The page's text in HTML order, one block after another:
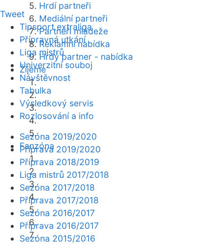
Hrdí partneři
Mediální partneři
Partneři mládeže
Reklamní nabídka
Hrdý partner - nabídka
Žijeme
Fanzóna
Tweet
Tipsport extraliga
Přípravná utkání
Liga mistrů
Univerzitní souboj
Návštěvnost
Tabulka
Výsledkový servis
Rozlosování a info
Sezóna 2019/2020
Příprava 2019/2020
Příprava 2018/2019
Liga mistrů 2017/2018
Sezóna 2017/2018
Příprava 2017/2018
Sezóna 2016/2017
Příprava 2016/2017
Sezóna 2015/2016